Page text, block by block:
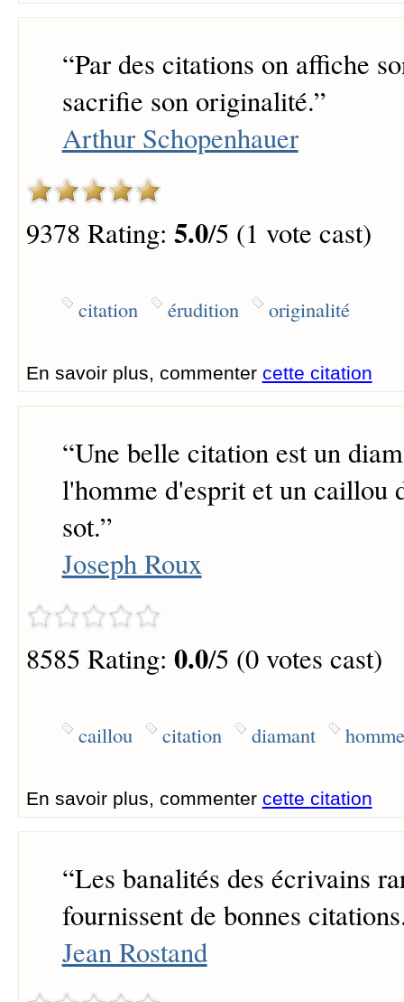
“Par des citations on affiche
sacrifie son originalité.”
Arthur Schopenhauer
9378 Rating: 5.0/5 (1 vote cast)
citation érudition originalité
En savoir plus, commenter cette citation
“Une belle citation est un
l'homme d'esprit et un caillou
sot.”
Joseph Roux
8585 Rating: 0.0/5 (0 votes cast)
caillou citation diamant
En savoir plus, commenter cette citation
“Les banalités des écrivains
fournissent de bonnes
Jean Rostand